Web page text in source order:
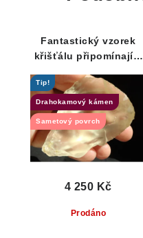
Fantastický vzorek
křišťálu připomínající
Tip!
Drahokamový kámen
Sametový povrch
Prodáno
4 250 Kč